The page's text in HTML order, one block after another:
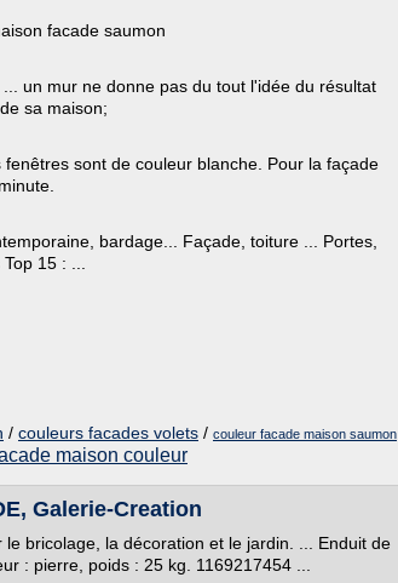
facade saumon
un mur ne donne pas du tout l'idée du résultat
sa maison;
sont de couleur blanche. Pour la façade
bardage... Façade, toiture ... Portes,
15 : ...
/ couleurs facades volets / couleur facade maison saumon
maison couleur
Galerie-Creation
bricolage, la décoration et le jardin. ... Enduit de
: pierre, poids : 25 kg. 1169217454 ...